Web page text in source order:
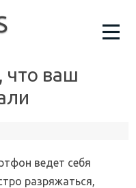
что ваш
ведет себя
разряжаться,